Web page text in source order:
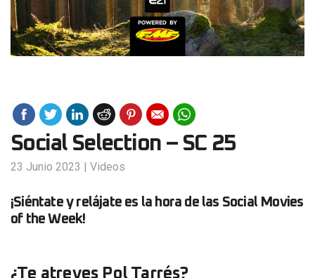
Social Selection – SC 25
23 Junio 2023 | Videos
¡Siéntate y relájate es la hora de las Social Movies
of the Week!
¿Te atreves Pol Tarrés?